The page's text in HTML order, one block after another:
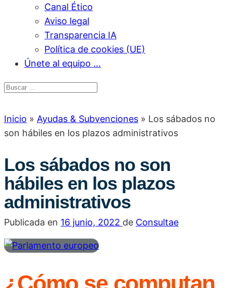
Canal Ético
Aviso legal
Transparencia IA
Política de cookies (UE)
Únete al equipo …
Inicio » Ayudas & Subvenciones » Los sábados no
son hábiles en los plazos administrativos
Los sábados no son
hábiles en los plazos
administrativos
Publicada en 16 junio, 2022 de Consultae